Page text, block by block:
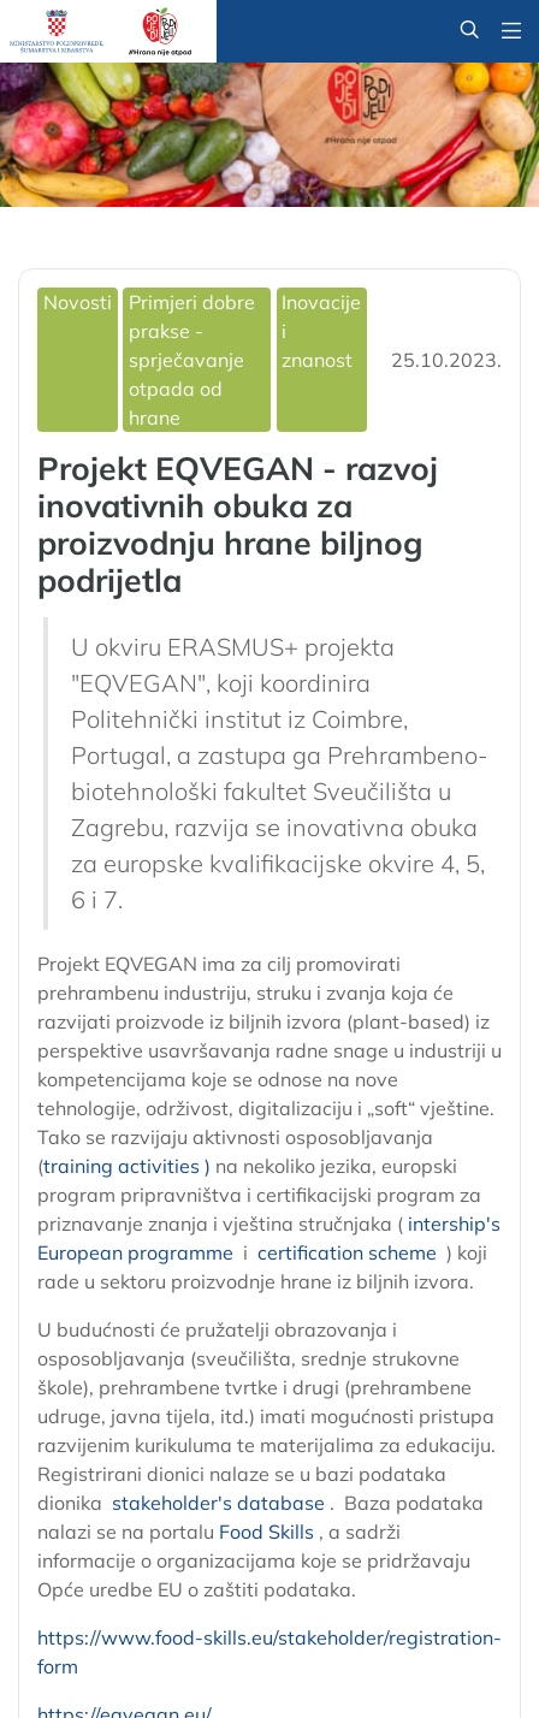
@
Novosti
Primjeri dobre
prakse -
sprječavanje
otpada od
hrane
Inovacije
i
znanost
25.10.2023.
Projekt EQVEGAN - razvoj
inovativnih obuka za
proizvodnju hrane biljnog
podrijetla
U okviru ERASMUS+ projekta
"EQVEGAN", koji koordinira
Politehnički institut iz Coimbre,
Portugal, a zastupa ga Prehrambeno-
biotehnološki fakultet Sveučilišta u
Zagrebu, razvija se inovativna obuka
za europske kvalifikacijske okvire 4, 5,
6 i 7.
Projekt EQVEGAN ima za cilj promovirati
prehrambenu industriju, struku i zvanja koja će
razvijati proizvode iz biljnih izvora (plant-based) iz
perspektive usavršavanja radne snage u industriji u
kompetencijama koje se odnose na nove
tehnologije, održivost, digitalizaciju i „soft“ vještine.
Tako se razvijaju aktivnosti osposobljavanja
(training activities ) na nekoliko jezika, europski
program pripravništva i certifikacijski program za
priznavanje znanja i vještina stručnjaka ( intership's
European programme i certification scheme ) koji
rade u sektoru proizvodnje hrane iz biljnih izvora.
U budućnosti će pružatelji obrazovanja i
osposobljavanja (sveučilišta, srednje strukovne
škole), prehrambene tvrtke i drugi (prehrambene
udruge, javna tijela, itd.) imati mogućnosti pristupa
razvijenim kurikuluma te materijalima za edukaciju.
Registrirani dionici nalaze se u bazi podataka
dionika stakeholder's database . Baza podataka
nalazi se na portalu Food Skills , a sadrži
informacije o organizacijama koje se pridržavaju
Opće uredbe EU o zaštiti podataka.
https://www.food-skills.eu/stakeholder/registration-
form